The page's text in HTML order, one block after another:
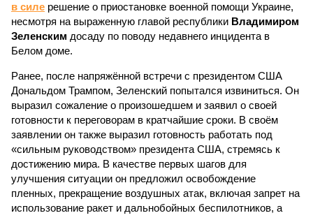
в силе решение о приостановке военной помощи Украине,
несмотря на выраженную главой республики Владимиром
Зеленским досаду по поводу недавнего инцидента в
Белом доме.
Ранее, после напряжённой встречи с президентом США
Дональдом Трампом, Зеленский попытался извиниться. Он
выразил сожаление о произошедшем и заявил о своей
готовности к переговорам в кратчайшие сроки. В своём
заявлении он также выразил готовность работать под
«сильным руководством» президента США, стремясь к
достижению мира. В качестве первых шагов для
улучшения ситуации он предложил освобождение
пленных, прекращение воздушных атак, включая запрет на
использование ракет и дальнобойных беспилотников, а